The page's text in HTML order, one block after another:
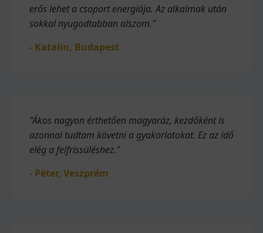
erős lehet a csoport energiája. Az alkalmak után
sokkal nyugodtabban alszom."
- Katalin, Budapest
"Ákos nagyon érthetően magyaráz, kezdőként is
azonnal tudtam követni a gyakorlatokat. Ez az idő
elég a felfrissüléshez."
- Péter, Veszprém